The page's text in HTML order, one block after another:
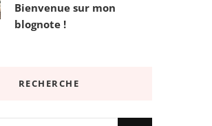
Bienvenue sur mon
blognote !
RECHERCHE